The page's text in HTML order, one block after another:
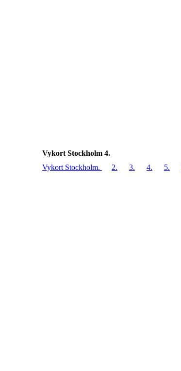
Vykort Stockholm 4.
Vykort Stockholm.
2. 3. 4. 5.